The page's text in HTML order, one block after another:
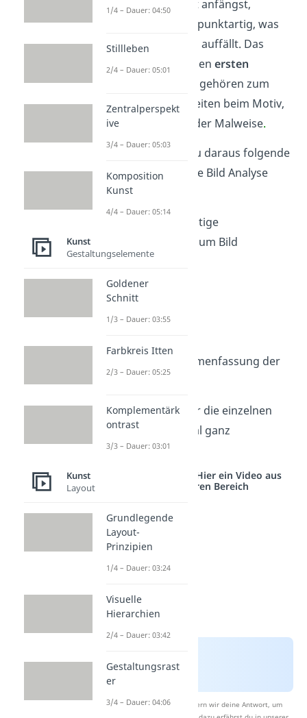
Bildanalyse in Kunst anfängst,
notierst du dir stichpunktartig, was
dir beim Betrachten auffällt. Das
heißt, du hältst deinen ersten
fest. Dazu gehören zum
Beispiel Besonderheiten beim Motiv,
der Farbwahl oder der Malweise.
Allgemein kannst du daraus folgende
Gliederung für deine Bild Analyse
ableiten:
wichtige
Informationen zum Bild
Hauptteil
2.1 Motiv
2.2 Perspektive
2.3 Komposition
Zusammenfassung der
Jetzt erklären wir dir die einzelnen
Schritte noch einmal ganz
ausführlich.
Studyflix vernetzt: Hier ein Video aus
einem anderen Bereich
Nach Beantwortung speichern wir deine Antwort, um
1/4 – Dauer: 04:50
Stillleben
2/4 – Dauer: 05:01
Zentralperspekt
ive
3/4 – Dauer: 05:03
Komposition
Kunst
4/4 – Dauer: 05:14
Kunst
Gestaltungselemente
Goldener
Schnitt
1/3 – Dauer: 03:55
Farbkreis Itten
2/3 – Dauer: 05:25
Komplementärk
ontrast
3/3 – Dauer: 03:01
Kunst
Layout
Grundlegende
Layout-
Prinzipien
1/4 – Dauer: 03:24
Visuelle
Hierarchien
2/4 – Dauer: 03:42
Gestaltungsrast
er
3/4 – Dauer: 04:06